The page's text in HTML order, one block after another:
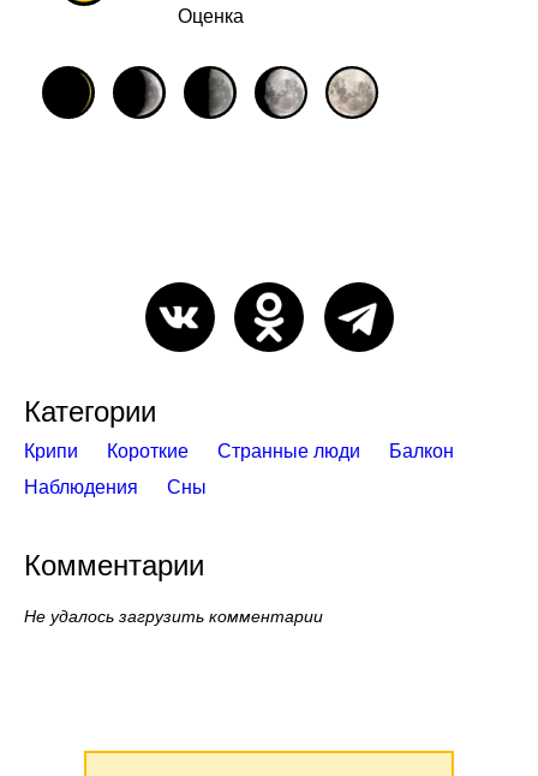
Оценка
Категории
Крипи Короткие Странные люди
Балкон
Наблюдения
Сны
Комментарии
Не удалось загрузить комментарии